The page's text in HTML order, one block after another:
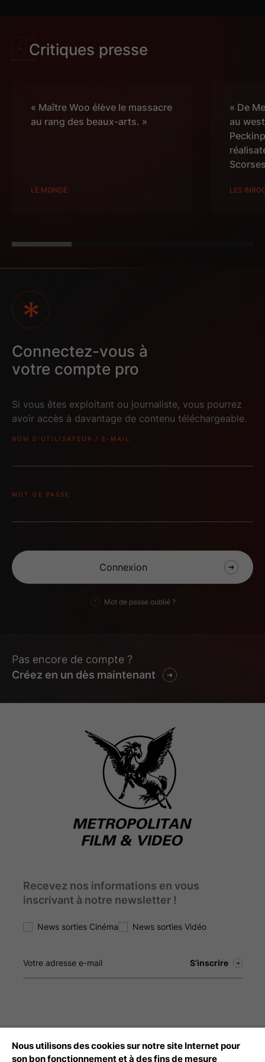
THE-KILLER-ECRAN-
THE-KILLER-ECRAN-
Critiques presse
« Maître Woo élève le massacre
au rang des beaux-arts. »
LE MONDE
« De
au
LES
Connectez-vous à
votre compte pro
Si vous êtes exploitant ou journaliste, vous pourrez
avoir accès à davantage de contenu téléchargeable.
NOM D'UTILISATEUR / E-MAIL
MOT DE PASSE
Mot de passe oublié ?
Pas encore de compte ?
Créez en un dès maintenant
Recevez nos informations en vous
inscrivant à notre newsletter !
News sorties Cinéma News sorties Vidéo
Débloquez tout le contenu à télécharger
Nous utilisons des cookies sur notre site Internet pour
son bon fonctionnement et à des fins de mesure